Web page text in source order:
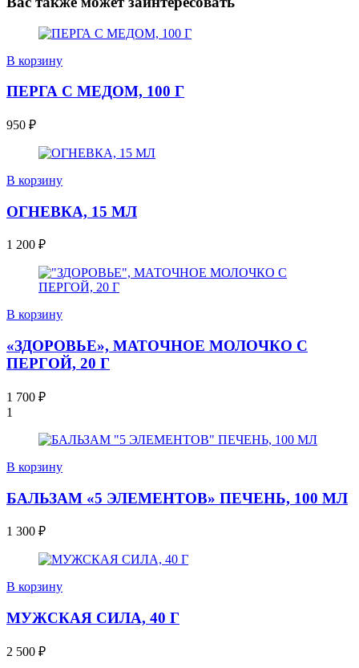
В корзину
ПЕРГА С МЕДОМ, 100 Г
950 ₽
В корзину
ОГНЕВКА, 15 МЛ
1 200 ₽
В корзину
«ЗДОРОВЬЕ», МАТОЧНОЕ МОЛОЧКО С
ПЕРГОЙ, 20 Г
1 700 ₽
1
В корзину
БАЛЬЗАМ «5 ЭЛЕМЕНТОВ» ПЕЧЕНЬ, 100 МЛ
1 300 ₽
В корзину
МУЖСКАЯ СИЛА, 40 Г
2 500 ₽